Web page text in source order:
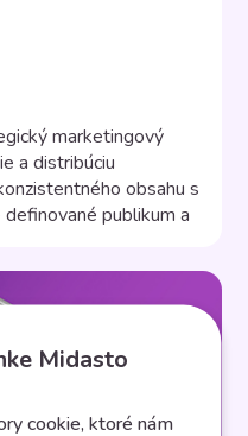
marketingový
a distribúciu
obsahu s
publikum a
bez kvalitného obsahu.
taktiky
Midasto
cookie, ktoré nám